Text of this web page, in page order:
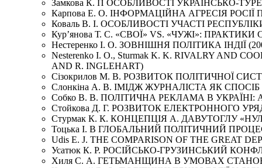
Замкова К. П ОСОБЛИВОСТІ УКРАЇНСЬКО-
Карпова Е. О. ІНФОРМАЦІЙНА АГРЕСІЯ РОСІЇ
Коваль В. І. ОСОБЛИВОСТІ УЧАСТІ
Кур’янова Т. С. «СВОЇ» VS. «ЧУЖІ»:
Нестеренко І. О. ЗОВНІШНЯ ПОЛІТИКА ІНДІЇ
Nesterenko I. O., Sturmak K. K. RIVALRY AND
AND R. INGLEHART)
Сізокрилов М. В. РОЗВИТОК ПОЛІТИЧНОЇ
Слонкіна А. В. ІМІДЖ ЖУРНАЛІСТА ЯК
Собко В. В. ПОЛІТИЧНА РЕКЛАМА В
Стойкова Д. Г. РОЗВИТОК ЕЛЕКТРОННОГО
Стурмак К. К. КОНЦЕПЦІЯ А. ДАВУТОГЛУ
Тоцька І. В ГЛОБАЛЬНИЙ ПОЛІТИЧНИЙ
Udis E. J. THE COMPARISON OF THE GREAT
Усатюк К. Р. РОСІЙСЬКО-ГРУЗИНСЬКИЙ
Хиля С. А. ГЕТЬМАНЩИНА В УМОВАХ